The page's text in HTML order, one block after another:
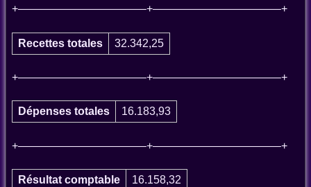
+———————————–+———————————–+
Recettes totales 32.342,25
+———————————–+———————————–+
Dépenses totales 16.183,93
+———————————–+———————————–+
Résultat comptable 16.158,32